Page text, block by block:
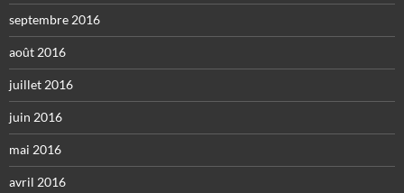
septembre 2016
août 2016
juillet 2016
juin 2016
mai 2016
avril 2016